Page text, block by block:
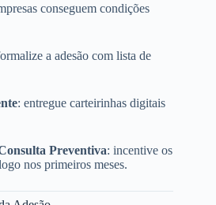
conseguem condições
a adesão com lista de
: entregue carteirinhas digitais
Preventiva: incentive os
nos primeiros meses.